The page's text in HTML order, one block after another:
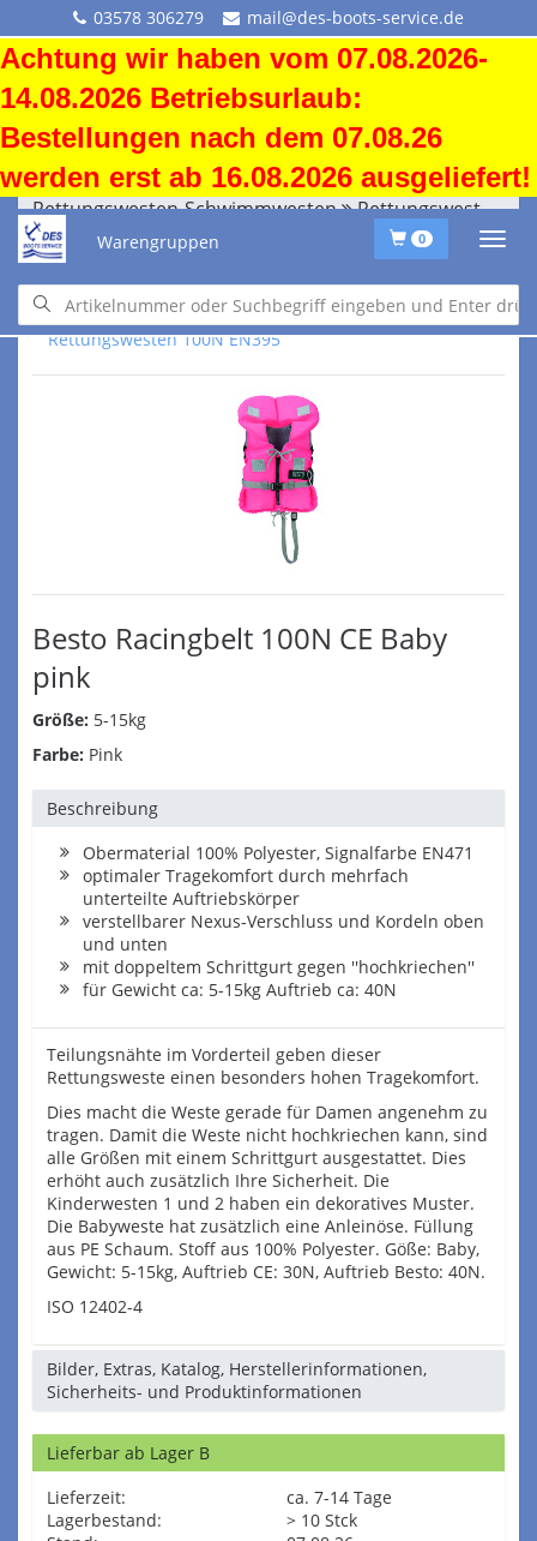
03578 306279 mail@des-boots-service.de
Achtung wir haben vom 07.08.2026-
14.08.2026 Betriebsurlaub:
Bestellungen nach dem 07.08.26
werden erst ab 16.08.2026 ausgeliefert!
Warengruppen 0
Rettungswesten-Schwimmwesten Rettungswesten 100N EN395
Rettungswesten-Schwimmwesten
Rettungswesten 100N EN395
Besto Racingbelt 100N CE Baby
pink
Größe: 5-15kg
Farbe: Pink
Beschreibung
Obermaterial 100% Polyester, Signalfarbe EN471
optimaler Tragekomfort durch mehrfach
unterteilte Auftriebskörper
verstellbarer Nexus-Verschluss und Kordeln oben
und unten
mit doppeltem Schrittgurt gegen ''hochkriechen''
für Gewicht ca: 5-15kg Auftrieb ca: 40N
Teilungsnähte im Vorderteil geben dieser
Rettungsweste einen besonders hohen Tragekomfort.
Dies macht die Weste gerade für Damen angenehm zu
tragen. Damit die Weste nicht hochkriechen kann, sind
alle Größen mit einem Schrittgurt ausgestattet. Dies
erhöht auch zusätzlich Ihre Sicherheit. Die
Kinderwesten 1 und 2 haben ein dekoratives Muster.
Die Babyweste hat zusätzlich eine Anleinöse. Füllung
aus PE Schaum. Stoff aus 100% Polyester. Göße: Baby,
Gewicht: 5-15kg, Auftrieb CE: 30N, Auftrieb Besto: 40N.
ISO 12402-4
Bilder, Extras, Katalog, Herstellerinformationen,
Sicherheits- und Produktinformationen
Lieferbar ab Lager B
Lieferzeit:
ca. 7-14 Tage
Lagerbestand:
> 10 Stck